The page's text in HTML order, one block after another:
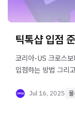
틱톡샵 입점
코리아-US 크로스
입점하는 방법 그리
Jul 16, 2025